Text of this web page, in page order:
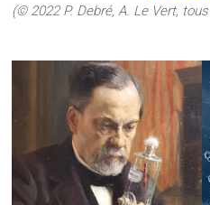
(© 2022 P. Debré, A. Le Vert,